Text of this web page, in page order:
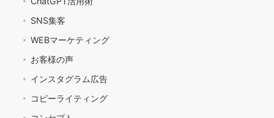
SNS集客
WEBマーケティング
お客様の声
インスタグラム広告
コピーライティング